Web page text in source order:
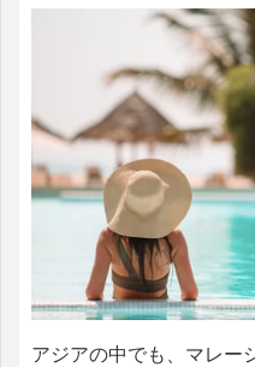
アジアの中でも、マレー